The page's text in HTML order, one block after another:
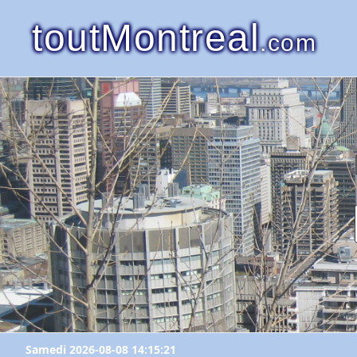
toutMontreal.com
Samedi 2026-08-08 14:15:21